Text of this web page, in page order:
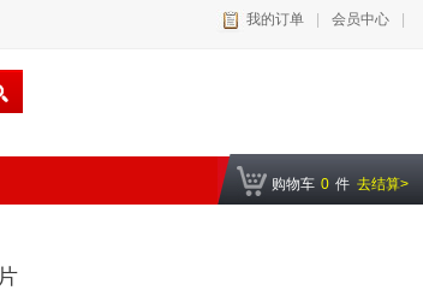
我的订单 会员中心
购物车 0 件 去结算>